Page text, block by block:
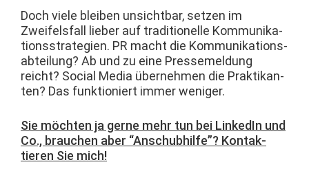
Doch viele bleiben unsicht­bar, set­zen im
Zweifels­fall lieber auf tra­di­tionelle Kom­mu­nika­
tion­sstrate­gien. PR macht die Kom­mu­nika­tion­s­
abteilung? Ab und zu eine Pressemel­dung
reicht? Social Media übernehmen die Prak­tikan­
ten? Das funk­tion­iert immer weniger.
Sie möcht­en ja gerne mehr tun bei LinkedIn und
Co., brauchen aber “Anschub­hil­fe”? Kon­tak­
tieren Sie mich!